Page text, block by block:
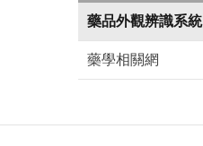
藥品外觀辨識系統
藥學相關網